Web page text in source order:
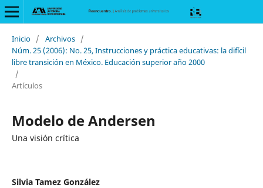
Inicio / Archivos /
Núm. 25 (2006): No. 25, Instrucciones y práctica educativas: la difícil
libre transición en México. Educación superior año 2000
/
Artículos
Modelo de Andersen
Una visión crítica
Silvia Tamez González